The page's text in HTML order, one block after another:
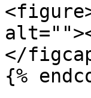
</
{%